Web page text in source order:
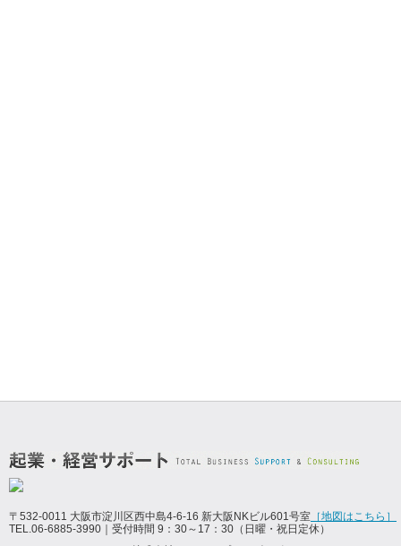
〒532-0011 大阪市淀川区西中島4-6-16 新大阪NKビル601号室 ［地図はこちら］
TEL.06-6885-3990｜受付時間 9：30～17：30（日曜・祝日定休）